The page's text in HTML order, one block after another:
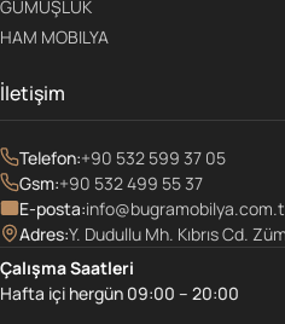
GÜMÜŞLÜK
HAM MOBILYA
İletişim
Telefon:+90 532 599 37 05
Gsm:+90 532 499 55 37
E-posta:
Adres:Y. Dudullu Mh. Kıbrıs Cd.
Çalışma Saatleri
Hafta içi hergün 09:00 – 20:00